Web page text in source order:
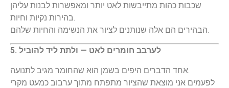
שכבות כהות מתייבשות לאט יותר ומאפשרות לבנות עליהן
בהירות נקיות וחיות.
הבהירים הם אלה שנותנים לציור את הנשימה והחיות שלהם.
5. לערבב חומרים לאט — ולתת ליד להוביל
אחד הדברים היפים בשמן הוא שהחומר מגיב לתנועה.
לפעמים אני מוצאת שהציור מתפתח מתוך ערבוב כמעט מקרי